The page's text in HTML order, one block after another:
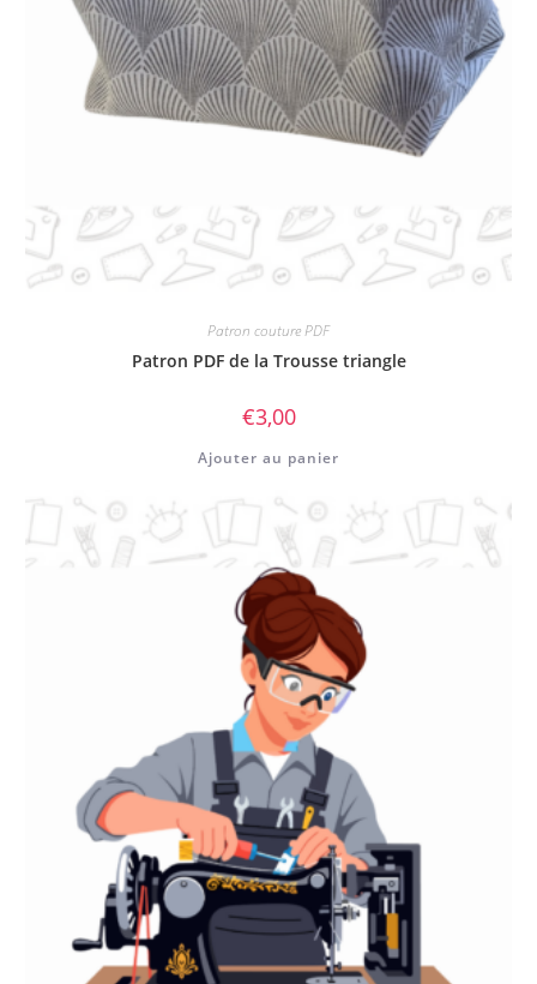
Patron couture PDF
Patron PDF de la Trousse triangle
€3,00
Ajouter au panier